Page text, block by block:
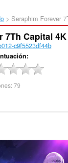
Seraphim Forever
7Th Capital 4K
c9f5523df44b
79